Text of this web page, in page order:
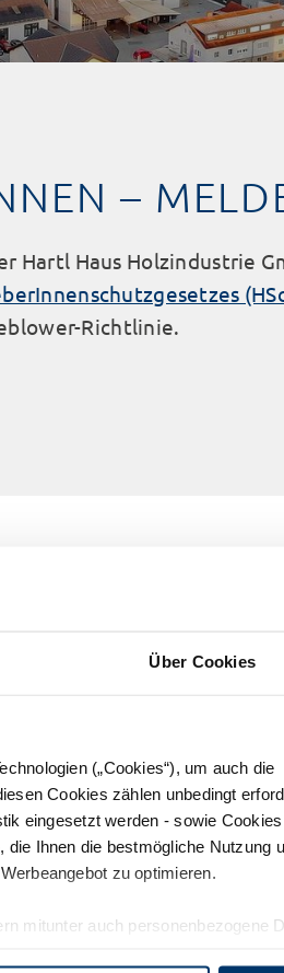
Über Cookies
(„Cookies“), um auch die
Cookies zählen unbedingt
eingesetzt werden - sowie
Ihnen die bestmögliche Nutzung
zu optimieren.
mitunter auch personenbezogene
–
Hartl Haus Holzindustrie
Richtlinie.
PROZEDERE
Bitte nehmen Sie
Binnen 7 Tagen nach
Innerhalb von 3
Vorgehensweise bzw.
Als Hinweisgeber:in
keinerlei Nachteile.
sollten diese
Achtung: Nicht
offensichtlich falsch